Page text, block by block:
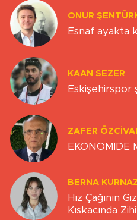
ONUR
Esnaf ayakta
KAAN SEZER
Eskişehirspor
ZAFER
EKONOMİDE
BERNA
Hız Çağının
Kıskacında